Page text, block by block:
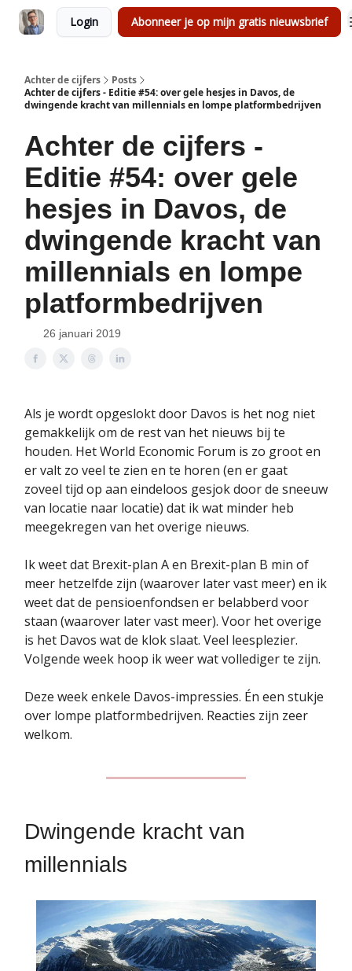
Login Abonneer je op mijn gratis nieuwsbrief
Achter de cijfers
Posts
Achter de cijfers - Editie #54: over gele hesjes in Davos, de
dwingende kracht van millennials en lompe platformbedrijven
Achter de cijfers -
Editie #54: over gele
hesjes in Davos, de
dwingende kracht van
millennials en lompe
platformbedrijven
26 januari 2019
Als je wordt opgeslokt door Davos is het nog niet
gemakkelijk om de rest van het nieuws bij te
houden. Het World Economic Forum is zo groot en
er valt zo veel te zien en te horen (en er gaat
zoveel tijd op aan eindeloos gesjok door de sneeuw
van locatie naar locatie) dat ik wat minder heb
meegekregen van het overige nieuws.
Ik weet dat Brexit-plan A en Brexit-plan B min of
meer hetzelfde zijn (waarover later vast meer) en ik
weet dat de pensioenfondsen er belabberd voor
staan (waarover later vast meer). Voor het overige
is het Davos wat de klok slaat. Veel leesplezier.
Volgende week hoop ik weer wat vollediger te zijn.
Deze week enkele Davos-impressies. Én een stukje
over lompe platformbedrijven. Reacties zijn zeer
welkom.
Dwingende kracht van
millennials